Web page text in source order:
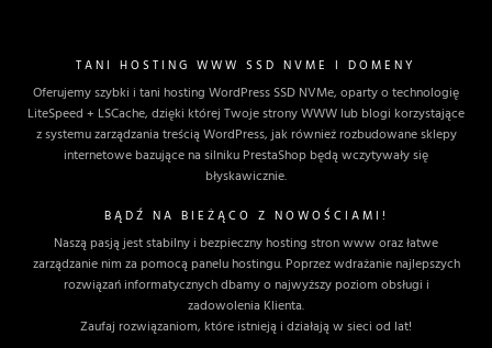
TANI HOSTING WWW SSD NVME I DOMENY
Oferujemy szybki i tani hosting WordPress SSD NVMe, oparty o technologię
LiteSpeed + LSCache, dzięki której Twoje strony WWW lub blogi korzystające
z systemu zarządzania treścią WordPress, jak również rozbudowane sklepy
internetowe bazujące na silniku PrestaShop będą wczytywały się
błyskawicznie.
BĄDŹ NA BIEŻĄCO Z NOWOŚCIAMI!
Naszą pasją jest stabilny i bezpieczny hosting stron www oraz łatwe
zarządzanie nim za pomocą panelu hostingu. Poprzez wdrażanie najlepszych
rozwiązań informatycznych dbamy o najwyższy poziom obsługi i
zadowolenia Klienta.
Zaufaj rozwiązaniom, które istnieją i działają w sieci od lat!